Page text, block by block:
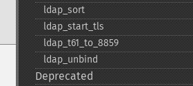
ldap_​sort
ldap_​start_​tls
ldap_​t61_​to_​8859
ldap_​unbind
Deprecated